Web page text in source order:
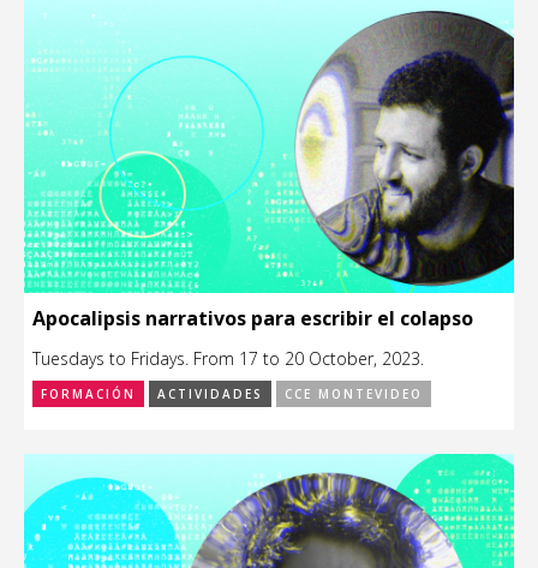
Apocalipsis narrativos para escribir el colapso
Tuesdays to Fridays. From 17 to 20 October, 2023.
FORMACIÓN ACTIVIDADES CCE MONTEVIDEO